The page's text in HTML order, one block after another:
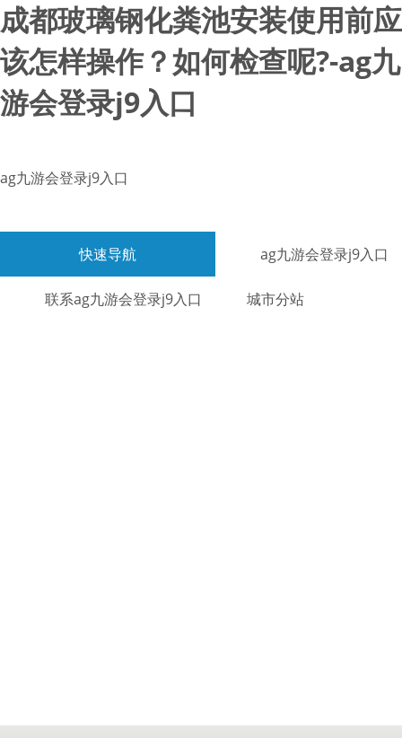
成都玻璃钢化粪池安装使用前应
该怎样操作？如何检查呢?-ag九
游会登录j9入口
ag九游会登录j9入口
快速导航 ag九游会登录j9入口
联系ag九游会登录j9入口 城市分站